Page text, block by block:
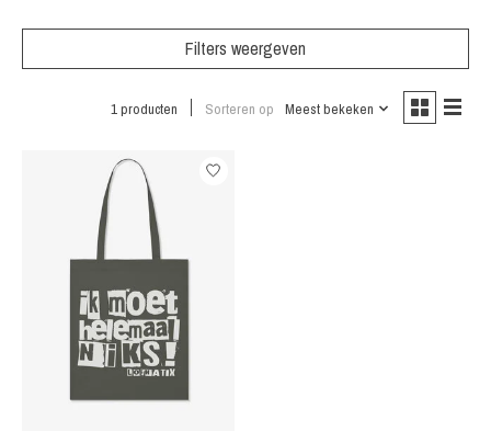
Filters weergeven
1 producten Sorteren op Meest bekeken